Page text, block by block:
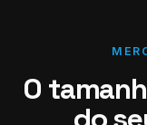
O